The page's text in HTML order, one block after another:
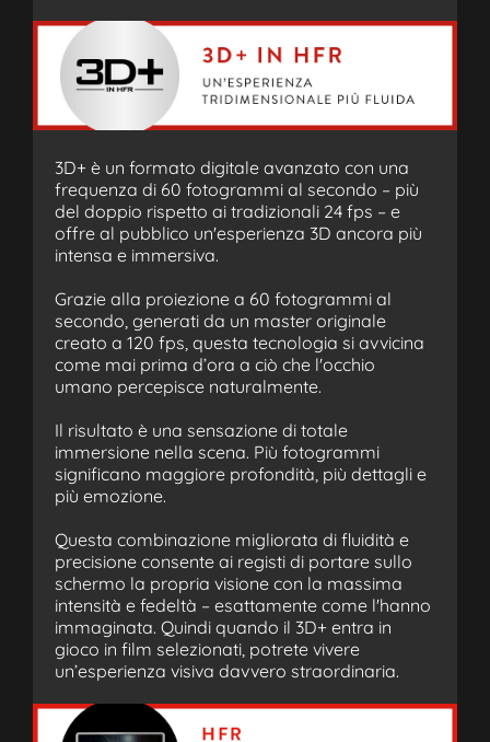
3D+ è un formato digitale avanzato con una
frequenza di 60 fotogrammi al secondo – più
del doppio rispetto ai tradizionali 24 fps – e
offre al pubblico un'esperienza 3D ancora più
intensa e immersiva.
Grazie alla proiezione a 60 fotogrammi al
secondo, generati da un master originale
creato a 120 fps, questa tecnologia si avvicina
come mai prima d’ora a ciò che l'occhio
umano percepisce naturalmente.
Il risultato è una sensazione di totale
immersione nella scena. Più fotogrammi
significano maggiore profondità, più dettagli e
più emozione.
Questa combinazione migliorata di fluidità e
precisione consente ai registi di portare sullo
schermo la propria visione con la massima
intensità e fedeltà – esattamente come l'hanno
immaginata. Quindi quando il 3D+ entra in
gioco in film selezionati, potrete vivere
un’esperienza visiva davvero straordinaria.